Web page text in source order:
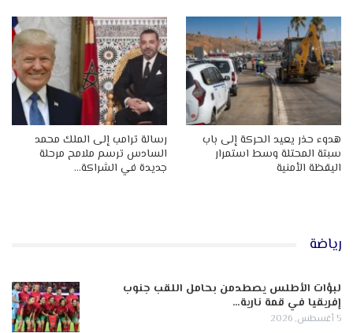
هدوء حذر يعيد الحركة إلى باب
سبتة المحتلة وسط استمرار
اليقظة الأمنية
رسالة ترامب إلى الملك محمد
السادس ترسم ملامح مرحلة
جديدة في الشراكة…
رياضة
لبؤات الأطلس يصطدمن بحامل اللقب جنوب
إفريقيا في قمة نارية…
5 أغسطس, 2026